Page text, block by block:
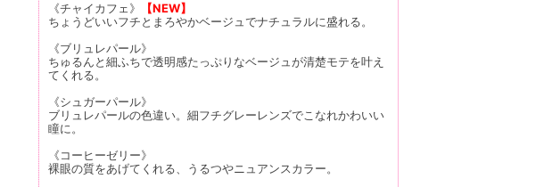
《チャイカフェ》
【NEW】
ちょうどいいフチとまろやかベージュでナチュラルに盛れる。
《ブリュレパール》
ちゅるんと細ふちで透明感たっぷりなベージュが清楚モテを叶え
てくれる。
《シュガーパール》
ブリュレパールの色違い。細フチグレーレンズでこなれかわいい
瞳に。
《コーヒーゼリー》
裸眼の質をあげてくれる、うるつやニュアンスカラー。